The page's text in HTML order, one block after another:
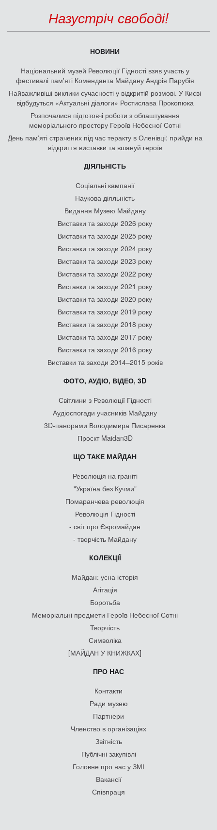
Назустріч свободі!
НОВИНИ
Національний музей Революції Гідності взяв участь у
фестивалі пам'яті Коменданта Майдану Андрія Парубія
Найважливіші виклики сучасності у відкритій розмові. У Києві
відбудуться «Актуальні діалоги» Ростислава Прокопюка
Розпочалися підготовчі роботи з облаштування
меморіального простору Героїв Небесної Сотні
День памʼяті страчених під час теракту в Оленівці: прийди на
відкриття виставки та вшануй героїв
ДІЯЛЬНІСТЬ
Соціальні кампанії
Наукова діяльність
Видання Музею Майдану
Виставки та заходи 2026 року
Виставки та заходи 2025 року
Виставки та заходи 2024 року
Виставки та заходи 2023 року
Виставки та заходи 2022 року
Виставки та заходи 2021 року
Виставки та заходи 2020 року
Виставки та заходи 2019 року
Виставки та заходи 2018 року
Виставки та заходи 2017 року
Виставки та заходи 2016 року
Виставки та заходи 2014–2015 років
ФОТО, АУДІО, ВІДЕО, 3D
Світлини з Революції Гідності
Аудіоспогади учасників Майдану
3D-панорами Володимира Писаренка
Проєкт Maidan3D
ЩО ТАКЕ МАЙДАН
Революція на граніті
"Україна без Кучми"
Помаранчева революція
Революція Гідності
- світ про Євромайдан
- творчість Майдану
КОЛЕКЦІЇ
Майдан: усна історія
Агітація
Боротьба
Меморіальні предмети Героїв Небесної Сотні
Творчість
Символіка
[МАЙДАН У КНИЖКАХ]
ПРО НАС
Контакти
Ради музею
Партнери
Членство в організаціях
Звітність
Публічні закупівлі
Головне про нас у ЗМІ
Вакансії
Співпраця